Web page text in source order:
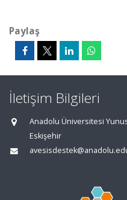
Paylaş
İletişim Bilgileri
Anadolu Üniversitesi
Eskişehir